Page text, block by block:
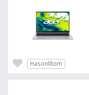
Hasonlítom